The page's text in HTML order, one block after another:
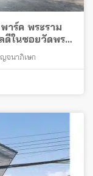
าร์ค พระราม
ดีในซอยวัดพระ
จนาภิเษก